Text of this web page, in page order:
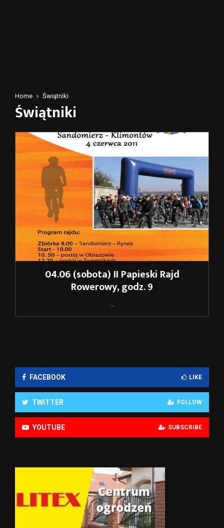
Home Świątniki
Świątniki
04.06 (sobota) II Papieski Rajd
Rowerowy, godz. 9
...
FACEBOOK LIKE
TWITTER FOLLOW
YOUTUBE SUBSCRIBE